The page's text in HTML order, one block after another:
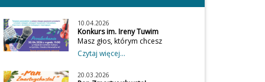
10.04.2026
Konkurs im. Ireny Tuwim
Masz głos, którym chcesz
podzielić się ze światem? To
Twoja chwila! Zapraszamy do
Konkursie Wokalnym im. Ireny
Czytaj więcej...
20.03.2026